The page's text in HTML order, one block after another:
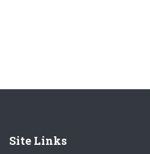
Site Links